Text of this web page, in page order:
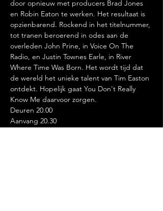
door opnieuw met producers Brad Jones
en Robin Eaton te werken. Het resultaat is
opzienbarend. Rockend in het titelnummer,
tot tranen beroerend in odes aan de
overleden John Prine, in Voice On The
Radio, en Justin Townes Earle, in River
Where Time Was Born. Het wordt tijd dat
de wereld het unieke talent van Tim Easton
ontdekt. Hopelijk gaat You Don't Really
Know Me daarvoor zorgen.
Deuren 20.00
Aanvang 20.30